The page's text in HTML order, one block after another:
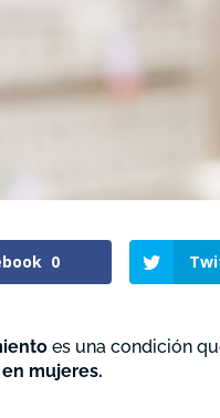
0
es una condición
mujeres.